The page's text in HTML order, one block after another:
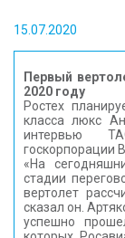
ЖУРНАЛ
ПРЕССА
МЕДИА
КОНТАКТЫ
15.07.2020
Первый
2020 году
Ростех
класса люкс
интервью
госкорпорации
«На
стадии
вертолет
сказал он.
успешно